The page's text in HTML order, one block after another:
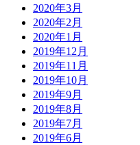
2020年3月
2020年2月
2020年1月
2019年12月
2019年11月
2019年10月
2019年9月
2019年8月
2019年7月
2019年6月